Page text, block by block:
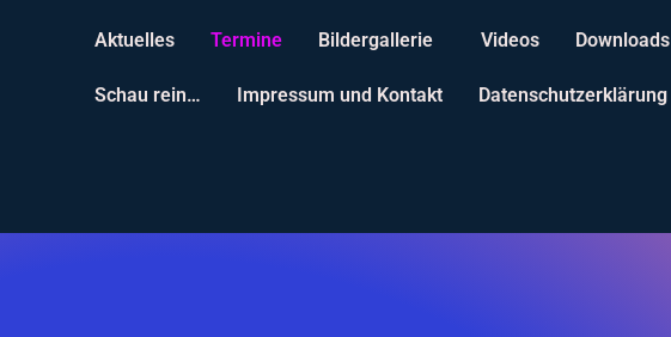
Aktuelles Termine Bildergallerie Videos Downloads
Schau rein… Impressum und Kontakt Datenschutzerklärung